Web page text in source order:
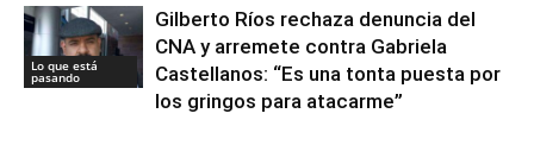
Lo que está
pasando
Gilberto Ríos rechaza denuncia del
CNA y arremete contra Gabriela
Castellanos: “Es una tonta puesta por
los gringos para atacarme”